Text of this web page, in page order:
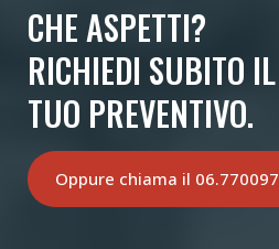
CHE ASPETTI?
RICHIEDI SUBITO IL
TUO PREVENTIVO.
Oppure chiama il 06.770097